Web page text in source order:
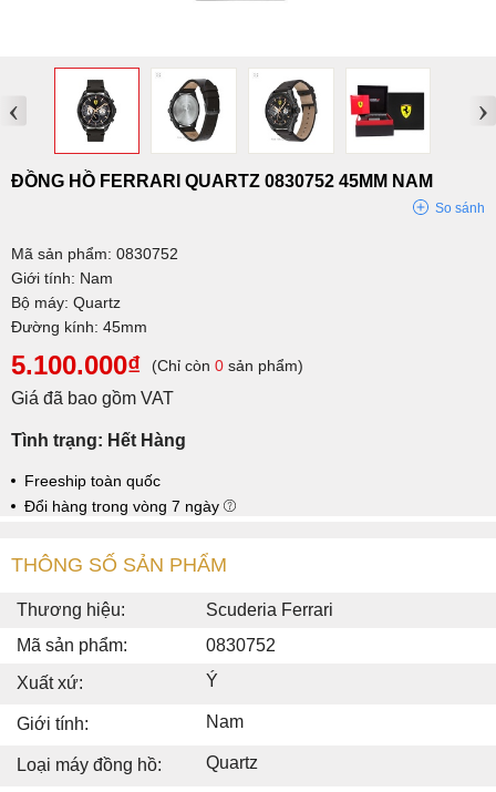
‹ ›
ĐỒNG HỒ FERRARI QUARTZ 0830752 45MM NAM
So sánh
Mã sản phẩm: 0830752
Giới tính: Nam
Bộ máy: Quartz
Đường kính: 45mm
5.100.000₫ (Chỉ còn 0 sản phẩm)
Giá đã bao gồm VAT
Tình trạng: Hết Hàng
Freeship toàn quốc
Đổi hàng trong vòng 7 ngày
THÔNG SỐ SẢN PHẨM
Thương hiệu:
Scuderia Ferrari
Mã sản phẩm:
0830752
Xuất xứ:
Ý
Giới tính: Nam
Loại máy đồng hồ: Quartz